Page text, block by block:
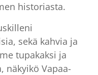
historiasta.
sekä kahvia ja
tupakaksi ja
näkyikö Vapaa-